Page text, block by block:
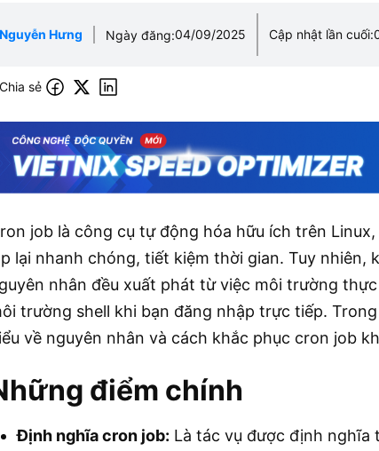
Nguyễn Hưng Ngày đăng:04/09/2025 Cập nhật lần cuối:
Chia sẻ
job là công cụ tự động hóa hữu ích trên
lại nhanh chóng, tiết kiệm thời gian. Tuy nhiên,
nhân đều xuất phát từ việc môi trường
trường shell khi bạn đăng nhập trực tiếp.
về nguyên nhân và cách khắc phục cron job
điểm chính
Định nghĩa cron job: Là tác vụ được định